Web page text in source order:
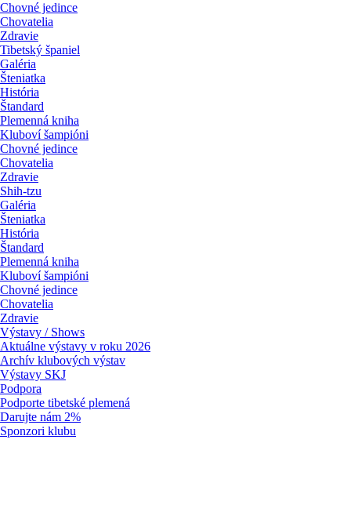
Chovné jedince
Chovatelia
Zdravie
Tibetský španiel
Galéria
Šteniatka
História
Štandard
Plemenná kniha
Kluboví šampióni
Chovné jedince
Chovatelia
Zdravie
Shih-tzu
Galéria
Šteniatka
História
Štandard
Plemenná kniha
Kluboví šampióni
Chovné jedince
Chovatelia
Zdravie
Výstavy / Shows
Aktuálne výstavy v roku 2026
Archív klubových výstav
Výstavy SKJ
Podpora
Podporte tibetské plemená
Darujte nám 2%
Sponzori klubu